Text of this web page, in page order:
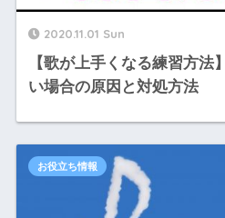
2020.11.01 Sun
【歌が上手くなる練習方法
い場合の原因と対処方法
お役立ち情報